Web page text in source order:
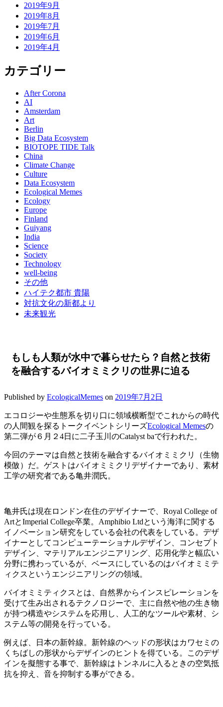
2019年9月
2019年8月
2019年7月
2019年6月
2019年4月
カテゴリー
After Corona
AI
Amsterdam
Art
Berlin
Big Data Ecosystem
BIOTOPE TIDE Talk
China
Climate Change
Culture
Data Ecosystem
Ecological Memes
Ecology
Europe
Finland
Guiyang
India
Science
Society
Technology
well-being
その他
ハイテク都市 貴陽
対抗文化の新都より
未来観光
もしも人類が水中で暮らせたら？自然と技術
を融合するバイオミミクリの世界に迫る
Published by EcologicalMemes on 2019年7月2日
エコロジーや生態系を切り口に領域横断型でこれからの時代
の人間観を探るトークイベントシリーズEcological Memesの
第二弾が６月２4日に二子玉川のCatalyst baで行われた。
今回のテーマは自然と技術を融合するバイオミミクリ（生物
模倣）だ。ゲストはバイオミミクリデザイナーであり、素材
工学の研究者である亀井潤氏。
亀井氏は現在ロンドン在住のデザイナーで、Royal College of
ArtとImperial College卒業。Amphibio Ltdという海洋に関する
イノベーション研究をしている会社の代表をしている。デザ
イナーとしてコンピューテーショナルデザイン、コンセプト
デザイン、マテリアルエンジニアリング、応用化学と幅広い
分野に携わっているが、ベースにしているのはバイオミミテ
ィクスというエンジニアリングの領域。
バイオミミティクスとは、自然界からインスピレーションを
受けて生み出されるテクノロジーで、主に自然や他の生き物
が持つ構造やシステムを応用し、人工的なツールや素材、シ
ステム等の開発を行っている。
例えば、日本の新幹線。新幹線のヘッドの形状はカワセミの
くちばしの形状からデザインのヒントを得ている。このデザ
インを擬態する事で、新幹線はトンネルに入るときの空気抵
抗を抑え、音を抑制する事ができる。